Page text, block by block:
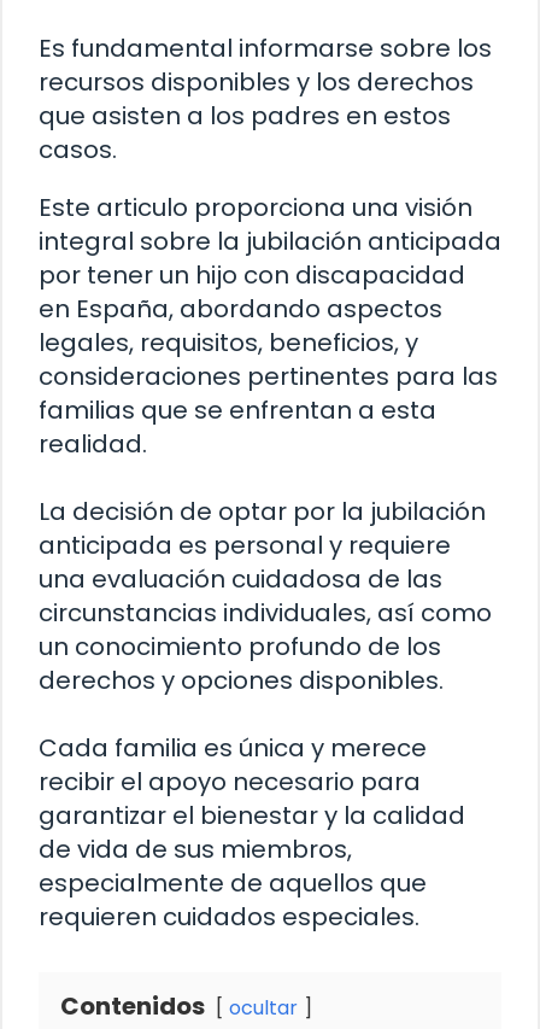
Es fundamental informarse sobre los
recursos disponibles y los derechos
que asisten a los padres en estos
casos.
Este articulo proporciona una visión
integral sobre la jubilación anticipada
por tener un hijo con discapacidad
en España, abordando aspectos
legales, requisitos, beneficios, y
consideraciones pertinentes para las
familias que se enfrentan a esta
realidad.
La decisión de optar por la jubilación
anticipada es personal y requiere
una evaluación cuidadosa de las
circunstancias individuales, así como
un conocimiento profundo de los
derechos y opciones disponibles.
Cada familia es única y merece
recibir el apoyo necesario para
garantizar el bienestar y la calidad
de vida de sus miembros,
especialmente de aquellos que
requieren cuidados especiales.
Contenidos ocultar